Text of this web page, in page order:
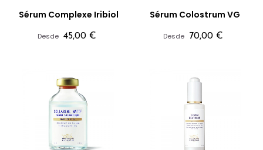
Sérum Complexe Iribiol
Desde Precio
45,00 €
Sérum Colostrum VG
Desde Precio
70,00 €